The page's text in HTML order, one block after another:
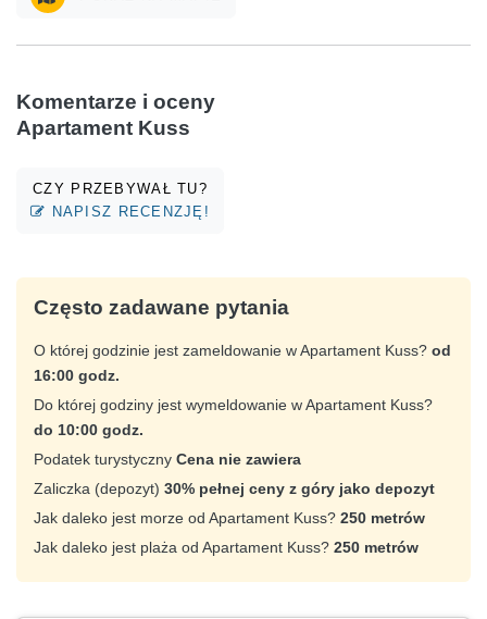
Komentarze i oceny
Apartament Kuss
CZY PRZEBYWAŁ TU?
NAPISZ RECENZJĘ!
Często zadawane pytania
O której godzinie jest zameldowanie w Apartament Kuss? od
16:00 godz.
Do której godziny jest wymeldowanie w Apartament Kuss?
do 10:00 godz.
Podatek turystyczny Cena nie zawiera
Zaliczka (depozyt) 30% pełnej ceny z góry jako depozyt
Jak daleko jest morze od Apartament Kuss? 250 metrów
Jak daleko jest plaża od Apartament Kuss? 250 metrów